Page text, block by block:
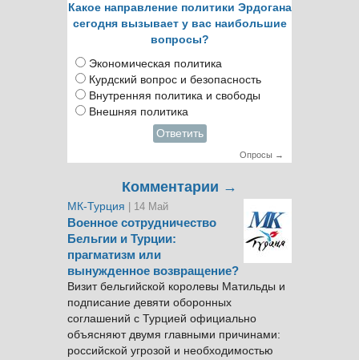
Какое направление политики Эрдогана
сегодня вызывает у вас наибольшие
вопросы?
Экономическая политика
Курдский вопрос и безопасность
Внутренняя политика и свободы
Внешняя политика
Ответить
Опросы →
Комментарии →
МК-Турция | 14 Май
Военное сотрудничество
Бельгии и Турции:
прагматизм или
вынужденное возвращение?
Визит бельгийской королевы Матильды и
подписание девяти оборонных
соглашений с Турцией официально
объясняют двумя главными причинами:
российской угрозой и необходимостью